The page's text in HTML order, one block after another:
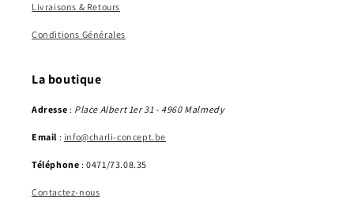
Livraisons & Retours
Conditions Générales
La boutique
Adresse : Place Albert 1er 31 - 4960 Malmedy
Email : info@charli-concept.be
Téléphone : 0471/73.08.35
Contactez-nous